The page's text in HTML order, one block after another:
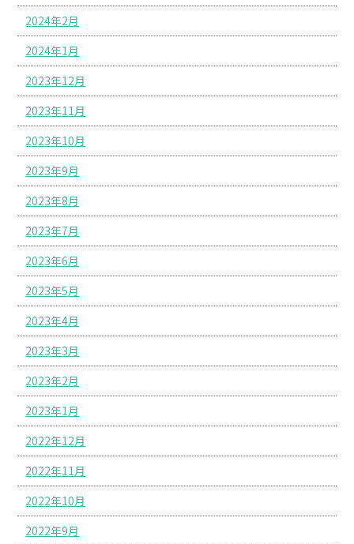
2024年2月
2024年1月
2023年12月
2023年11月
2023年10月
2023年9月
2023年8月
2023年7月
2023年6月
2023年5月
2023年4月
2023年3月
2023年2月
2023年1月
2022年12月
2022年11月
2022年10月
2022年9月